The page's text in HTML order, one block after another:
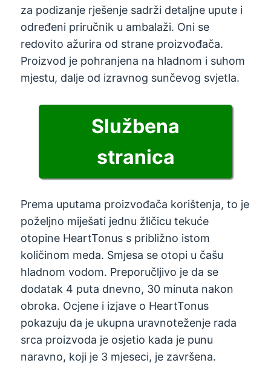
za podizanje rješenje sadrži detaljne upute i
određeni priručnik u ambalaži. Oni se
redovito ažurira od strane proizvođača.
Proizvod je pohranjena na hladnom i suhom
mjestu, dalje od izravnog sunčevog svjetla.
Službena
stranica
Prema uputama proizvođača korištenja, to je
poželjno miješati jednu žličicu tekuće
otopine HeartTonus s približno istom
količinom meda. Smjesa se otopi u čašu
hladnom vodom. Preporučljivo je da se
dodatak 4 puta dnevno, 30 minuta nakon
obroka. Ocjene i izjave o HeartTonus
pokazuju da je ukupna uravnoteženje rada
srca proizvoda je osjetio kada je punu
naravno, koji je 3 mjeseci, je završena.